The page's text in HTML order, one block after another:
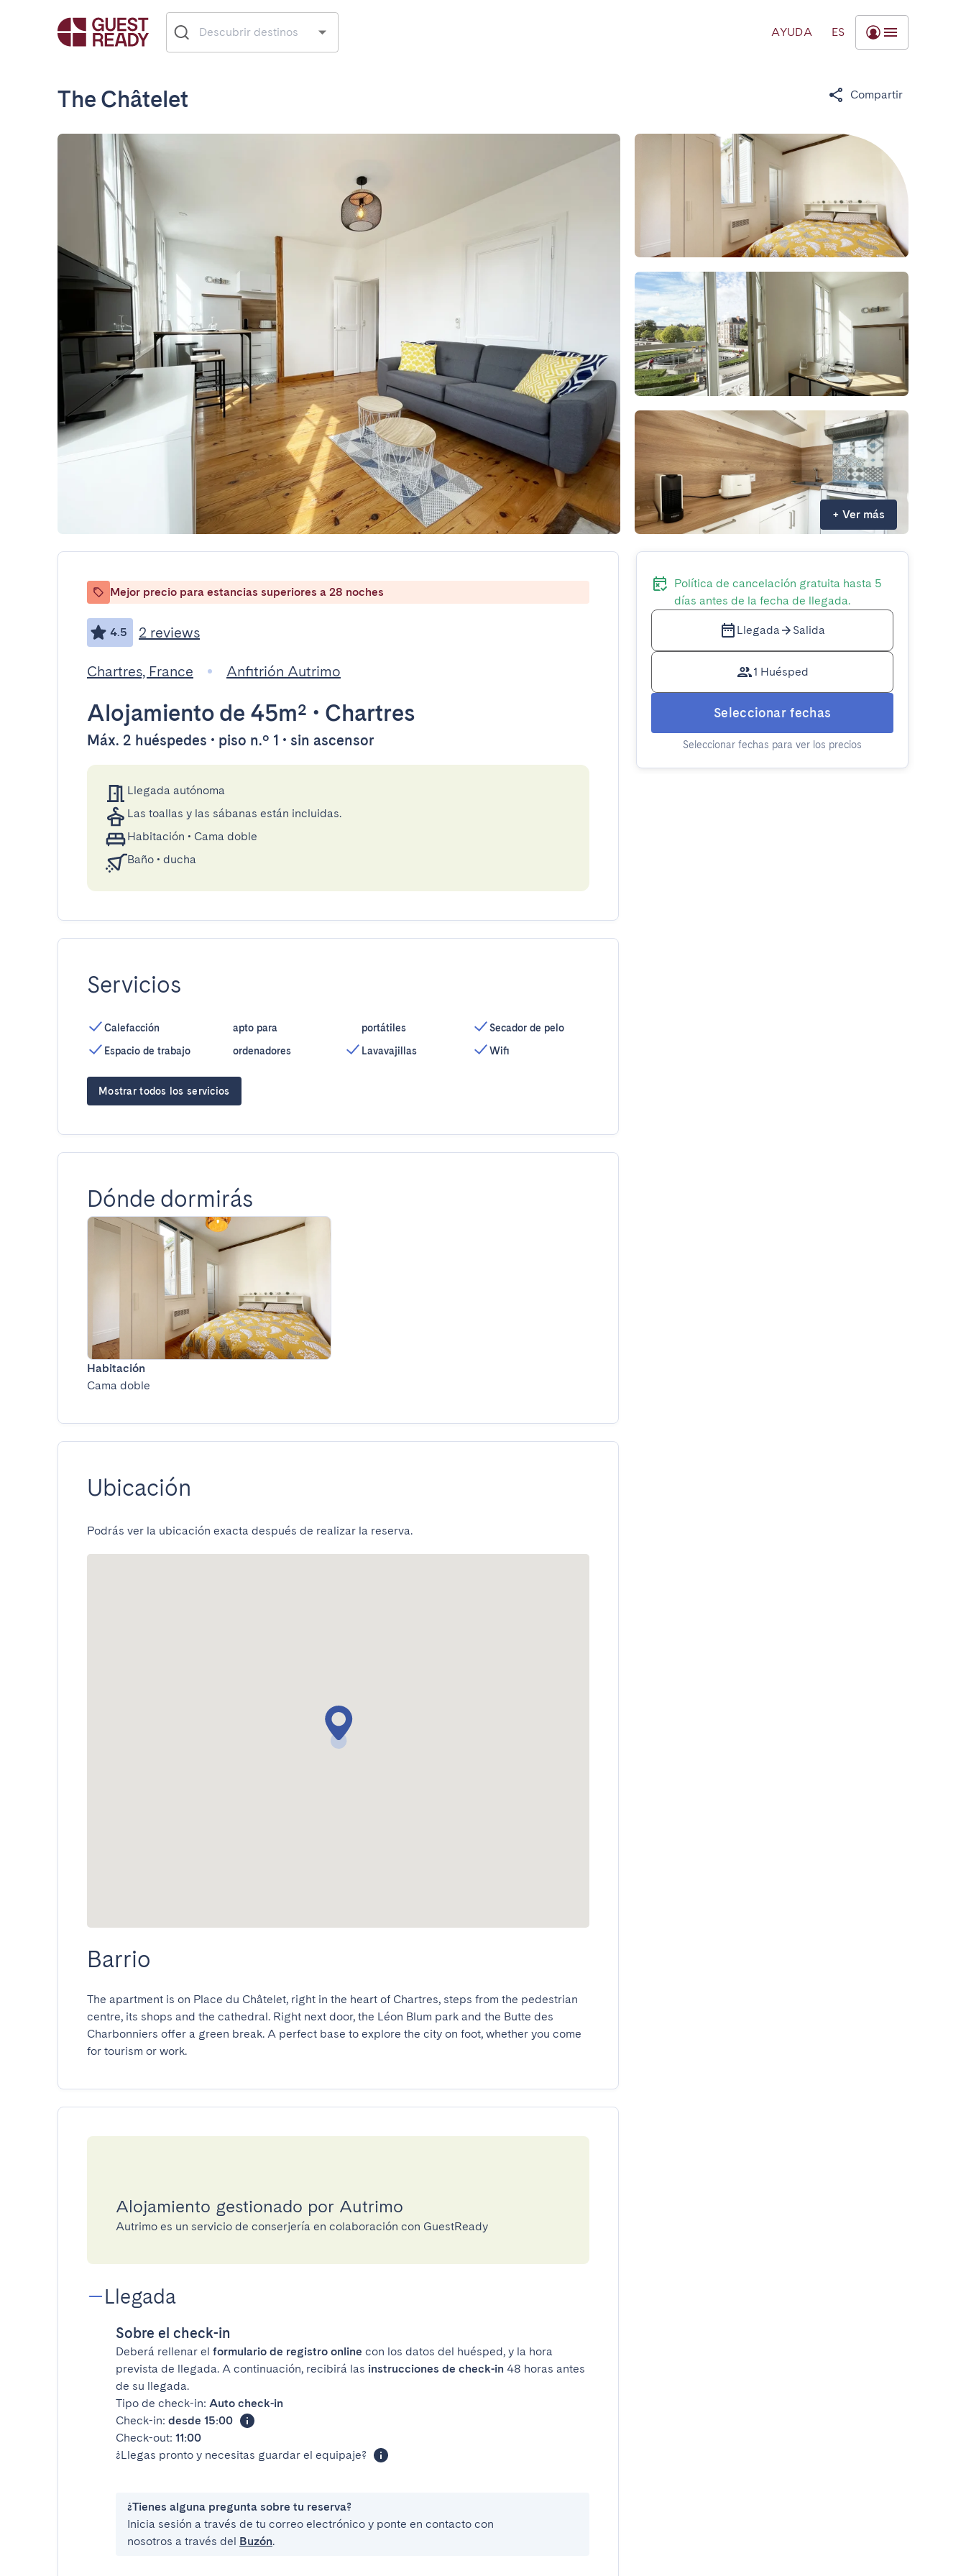
AYUDA ES
The Châtelet Compartir
+ Ver más
Mejor precio para estancias superiores a 28 noches
4.5 2 reviews
Chartres, France Anfitrión Autrimo
Alojamiento de 45m² • Chartres
Máx. 2 huéspedes • piso n.º 1 • sin ascensor
Llegada autónoma
Las toallas y las sábanas están incluidas.
Habitación • Cama doble
Baño • ducha
Servicios
Calefacción
Espacio de trabajo
apto para
ordenadores
portátiles
Lavavajillas
Secador de pelo
Wifi
Mostrar todos los servicios
Dónde dormirás
Habitación
Cama doble
Ubicación
Podrás ver la ubicación exacta después de realizar la reserva.
Barrio
The apartment is on Place du Châtelet, right in the heart of Chartres, steps from the pedestrian
centre, its shops and the cathedral. Right next door, the Léon Blum park and the Butte des
Charbonniers offer a green break. A perfect base to explore the city on foot, whether you come
for tourism or work.
Alojamiento gestionado por Autrimo
Autrimo es un servicio de conserjería en colaboración con GuestReady
Llegada
Sobre el check-in
Deberá rellenar el formulario de registro online con los datos del huésped, y la hora
prevista de llegada. A continuación, recibirá las instrucciones de check-in 48 horas antes
de su llegada.
Tipo de check-in: Auto check-in
Check-in: desde 15:00
Check-out: 11:00
¿Llegas pronto y necesitas guardar el equipaje?
¿Tienes alguna pregunta sobre tu reserva?
Inicia sesión a través de tu correo electrónico y ponte en contacto con
nosotros a través del Buzón.
Política de cancelación gratuita hasta 5
días antes de la fecha de llegada.
Llegada Salida
1 Huésped
Seleccionar fechas
Seleccionar fechas para ver los precios